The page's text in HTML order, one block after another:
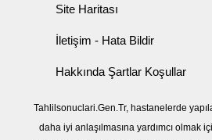
Site Haritası
İletişim - Hata Bildir
Hakkında Şartlar Koşullar
Tahlilsonuclari.Gen.Tr, hastanelerde
daha iyi anlaşılmasına yardımcı olmak